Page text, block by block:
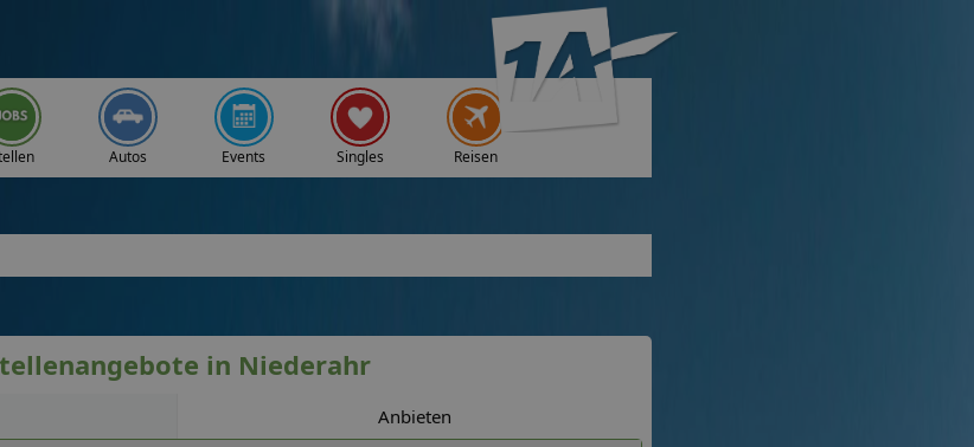
Autos Events Singles Reisen
in Niederahr
Anbieten